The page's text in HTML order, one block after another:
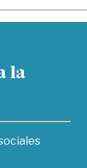
la